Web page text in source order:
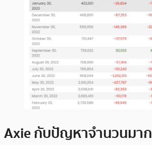
Axie กับปัญหาจำนวนมาก